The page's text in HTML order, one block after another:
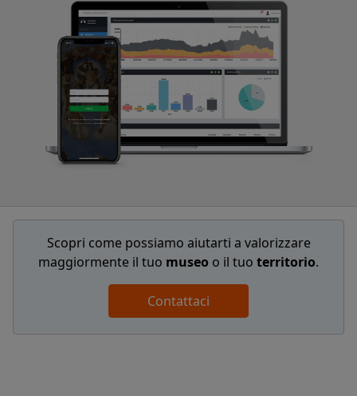
Scopri come possiamo aiutarti a valorizzare
maggiormente il tuo museo o il tuo territorio.
Contattaci